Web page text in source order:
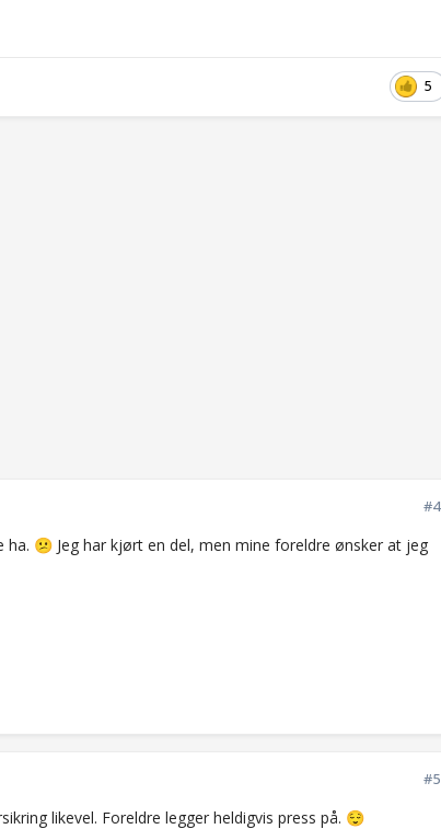
5
#4
ha. 😕 Jeg har kjørt en del, men mine foreldre ønsker at jeg
#5
likevel. Foreldre legger heldigvis press på. 😌